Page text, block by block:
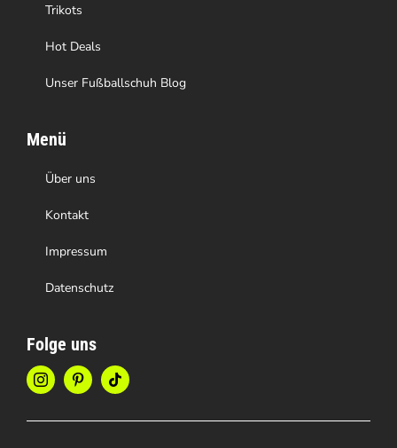
Trikots
Hot Deals
Unser Fußballschuh Blog
Menü
Über uns
Kontakt
Impressum
Datenschutz
Folge uns